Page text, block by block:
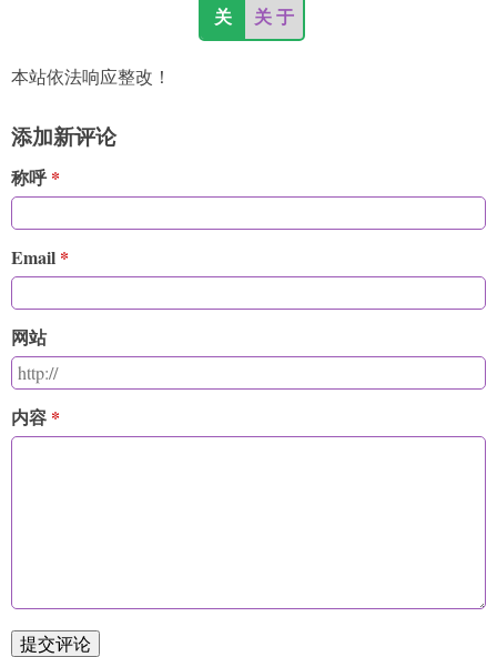
关 关 于
本站依法响应整改！
添加新评论
称呼
Email
网站
内容
提交评论